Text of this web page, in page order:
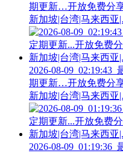
期更新…开放免费分
新加坡|台湾|马来西
2026-08-
期更新…开放免费分
新加坡|台湾|马来西
2026-08-